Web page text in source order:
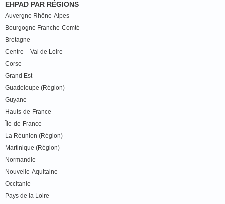
EHPAD PAR RÉGIONS
Auvergne Rhône-Alpes
Bourgogne Franche-Comté
Bretagne
Centre – Val de Loire
Corse
Grand Est
Guadeloupe (Région)
Guyane
Hauts-de-France
Île-de-France
La Réunion (Région)
Martinique (Région)
Normandie
Nouvelle-Aquitaine
Occitanie
Pays de la Loire